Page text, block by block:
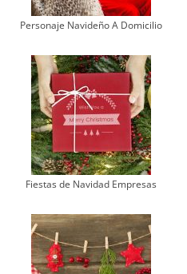
Personaje Navideño A Domicilio
Fiestas de Navidad Empresas